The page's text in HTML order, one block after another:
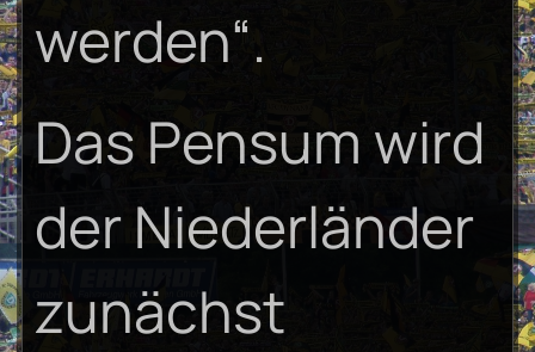
werden“.
Das Pensum wird
der Niederländer
zunächst